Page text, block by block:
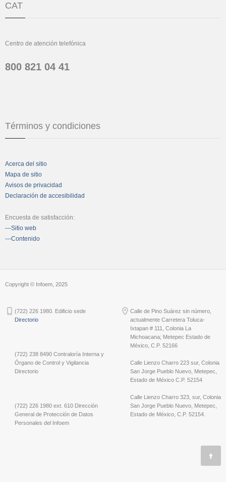
CAT
Centro de atención telefónica
800 821 04 41
Términos y condiciones
Acerca del sitio
Mapa de sitio
Avisos de privacidad
Declaración de accesibilidad
Encuesta de satisfacción:
---Sitio web
---Contenido
Copyright © Infoem, 2025
(722) 226 1980. Edificio sede
Directorio
(722) 238 8490 Contraloría Interna y
Órgano de Control y Vigilancia
Directorio
(722) 226 1980 ext. 610 Dirección
General de Protección de Datos
Personales del Infoem
Calle de Pino Suárez sin número,
actualmente Carretera Toluca-
Ixtapan # 111, Colonia La
Michoacana; Metepec Estado de
México, C.P. 52166
Calle Lienzo Charro 223 sur, Colonia
San Jorge Pueblo Nuevo, Metepec,
Estado de México C.P. 52154
Calle Lienzo Charro 323, sur, Colonia
San Jorge Pueblo Nuevo, Metepec,
Estado de México, C.P. 52154.